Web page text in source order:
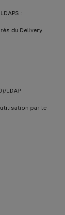
:
du Delivery
LDAP
par le